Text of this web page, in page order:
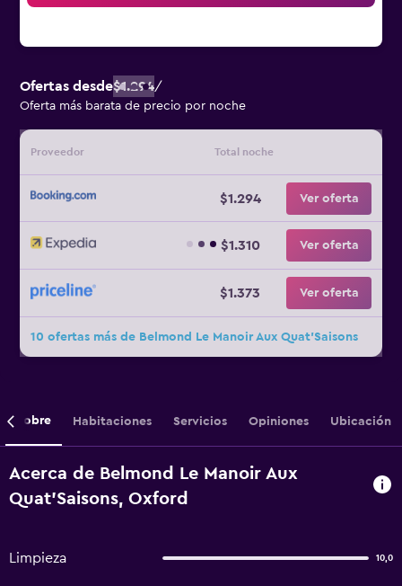
Ofertas desde$1.294/
Oferta más barata de precio por noche
Proveedor Total noche
$1.294 Ver oferta
$1.310 Ver oferta
$1.373 Ver oferta
10 ofertas más de Belmond Le Manoir Aux Quat'Saisons
Sobre Habitaciones Servicios Opiniones Ubicación
Acerca de Belmond Le Manoir Aux
Quat'Saisons, Oxford
Limpieza 10,0